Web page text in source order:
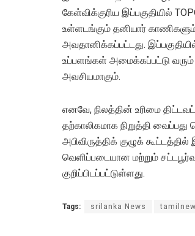
கேள்விக்குரிய இப்பகுதியில்
உள்ளடங்கும் தனியார்
அவதானிக்கப்பட்டது.
உப்பளங்கள் அமைக்கப்பட்டு வரும்
அவசியமாகும்.
எனவே, நிலத்தின் உரிமை
தற்காலிகமாக நிறுத்தி
அபிவிருத்திக் குழுக்
வெளிப்படையான மற்றும்
குறிப்பிடப்பட்டுள்ளது.
Tags: srilanka News